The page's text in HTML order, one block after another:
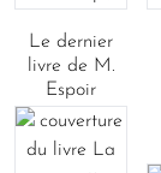
Le dernier
livre de M.
Espoir